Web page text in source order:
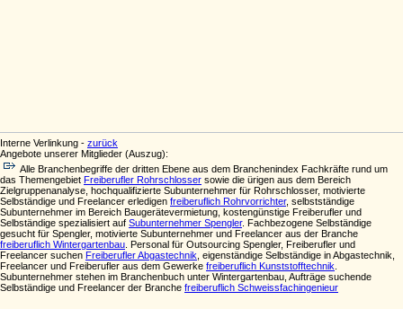
Interne Verlinkung - zurück
Angebote unserer Mitglieder (Auszug):
Alle Branchenbegriffe der dritten Ebene aus dem Branchenindex Fachkräfte rund um
das Themengebiet Freiberufler Rohrschlosser sowie die ürigen aus dem Bereich
Zielgruppenanalyse, hochqualifizierte Subunternehmer für Rohrschlosser, motivierte
Selbständige und Freelancer erledigen freiberuflich Rohrvorrichter, selbstständige
Subunternehmer im Bereich Baugerätevermietung, kostengünstige Freiberufler und
Selbständige spezialisiert auf Subunternehmer Spengler. Fachbezogene Selbständige
gesucht für Spengler, motivierte Subunternehmer und Freelancer aus der Branche
freiberuflich Wintergartenbau . Personal für Outsourcing Spengler, Freiberufler und
Freelancer suchen Freiberufler Abgastechnik , eigenständige Selbständige in Abgastechnik,
Freelancer und Freiberufler aus dem Gewerke freiberuflich Kunststofftechnik
Subunternehmer stehen im Branchenbuch unter Wintergartenbau, Aufträge suchende
Selbständige und Freelancer der Branche freiberuflich Schweissfachingenieur